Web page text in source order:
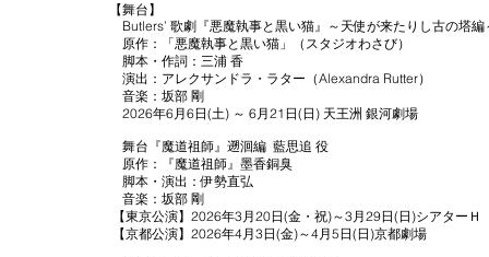
【舞台】
Butlers’ 歌劇『悪魔執事と黒い猫』～天使が来たりし古の塔編
原作：「悪魔執事と黒い猫」（スタジオわさび）
脚本・作詞：三浦 香
演出：アレクサンドラ・ラター（Alexandra Rutter）
音楽：坂部 剛
2026年6月6日(土) ～ 6月21日(日) 天王洲 銀河劇場
舞台『魔道祖師』遡洄編 藍思追 役
原作：『魔道祖師』墨香銅臭
脚本・演出：伊勢直弘
音楽：坂部 剛
【東京公演】2026年3月20日(金・祝)～3月29日(日)シアターＨ
【京都公演】2026年4月3日(金)～4月5日(日)京都劇場